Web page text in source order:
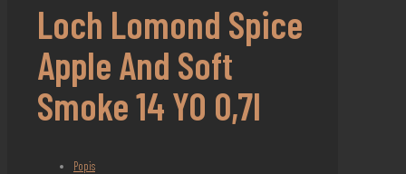
Loch Lomond Spice
Apple And Soft
Smoke 14 YO 0,7l
Popis